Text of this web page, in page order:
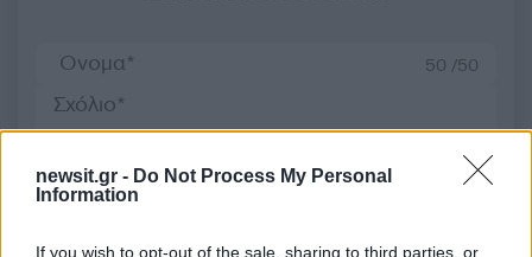
newsit.gr - Do Not Process My Personal
Information
If you wish to opt-out of the sale, sharing to third parties, or
50 /50
Υποβολή σχολίου